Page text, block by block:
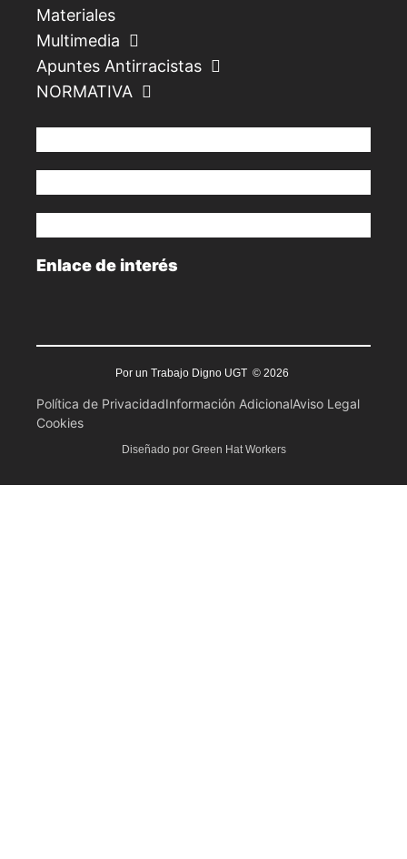
Materiales
Multimedia
Apuntes Antirracistas
NORMATIVA
Enlace de interés
Por un Trabajo Digno UGT © 2026
Política de PrivacidadInformación AdicionalAviso Legal
Cookies
Diseñado por Green Hat Workers